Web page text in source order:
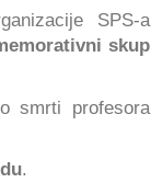
SPS-a
skup
smrti profesora
.